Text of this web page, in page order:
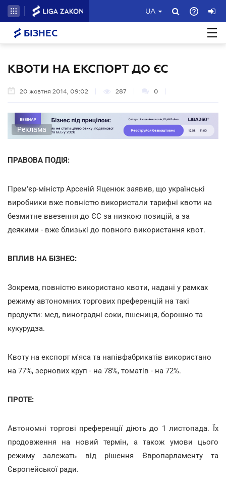
UA
БІЗНЕС
КВОТИ НА ЕКСПОРТ ДО ЄС
20 жовтня 2014, 09:02 287 0
Реклама
ПРАВОВА ПОДІЯ:
Прем'єр-міністр Арсеній Яценюк заявив, що українські
виробники вже повністю використали тарифні квоти на
безмитне ввезення до ЄС за низкою позицій, а за
деякими - вже близькі до повного використання квот.
ВПЛИВ НА БІЗНЕС:
Зокрема, повністю використано квоти, надані у рамках
режиму автономних торгових преференцій на такі
продукти: мед, виноградні соки, пшениця, борошно та
кукурудза.
Квоту на експорт м'яса та напівфабрикатів використано
на 77%, зернових круп - на 78%, томатів - на 72%.
ПРОТЕ:
Автономні торгові преференції діють до 1 листопада. Їх
продовження на новий термін, а також умови цього
режиму залежать від рішення Європарламенту та
Європейської ради.